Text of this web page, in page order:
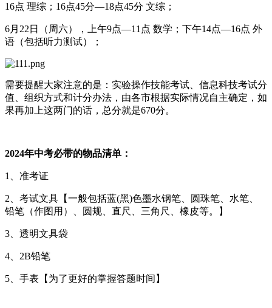
16点 理综；16点45分—18点45分 文综；
6月22日（周六），上午9点—11点 数学；下午14点—16点 外
语（包括听力测试）；
需要提醒大家注意的是：实验操作技能考试、信息科技考试分
值、组织方式和计分办法，由各市根据实际情况自主确定，如
果再加上这两门的话，总分就是670分。
2024年中考必带的物品清单：
1、准考证
2、考试文具【一般包括蓝(黑)色墨水钢笔、圆珠笔、水笔、
铅笔（作图用）、圆规、直尺、三角尺、橡皮等。】
3、透明文具袋
4、2B铅笔
5、手表【为了更好的掌握答题时间】